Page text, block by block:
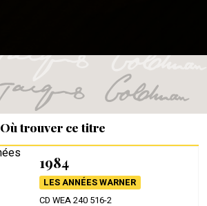
Où trouver ce titre
1984
LES ANNÉES WARNER
CD WEA 240 516-2